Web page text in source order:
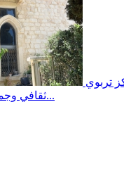
تربوي
ثقافي وجماهيري يضم جمعيات...